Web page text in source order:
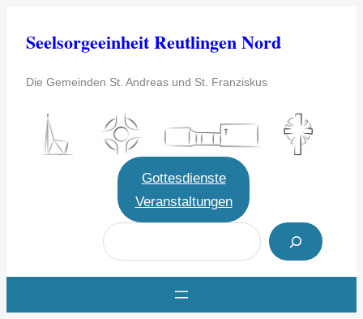
InhaltSeelsorgeeinheit Reutlingen Nord
Die Gemeinden St. Andreas und St. Franziskus
Gottesdienste
Veranstaltungen
S
u
c